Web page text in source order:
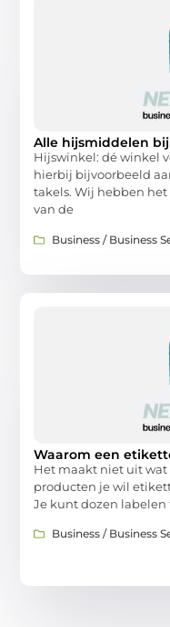
Alle hijsmiddelen
Hijswinkel: dé winkel
hierbij bijvoorbeeld
takels. Wij hebben
van de
Business / Business
Waarom een
Het maakt niet uit wat
producten je wil
Je kunt dozen
Business / Business